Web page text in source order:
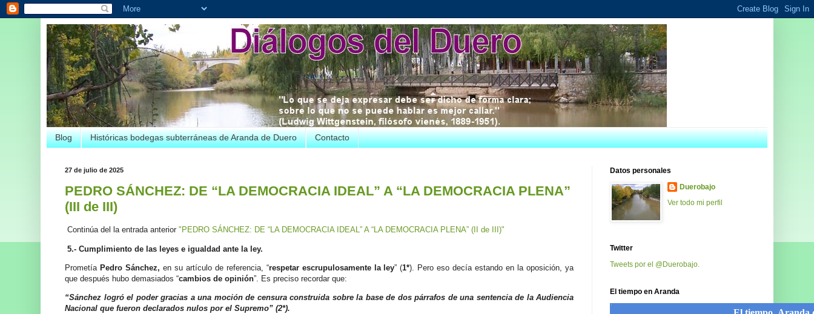
Blog Históricas bodegas subterráneas de Aranda de Duero Contacto
27 de julio de 2025
PEDRO SÁNCHEZ: DE “LA DEMOCRACIA IDEAL” A “LA DEMOCRACIA PLENA”
(III de III)
Continúa del la entrada anterior "PEDRO SÁNCHEZ: DE “LA DEMOCRACIA IDEAL” A “LA DEMOCRACIA PLENA” (II de III)"
5.- Cumplimiento de las leyes e igualdad ante la ley.
Prometía Pedro Sánchez, en su artículo de referencia, “respetar escrupulosamente la ley” (1*). Pero eso decía estando en la oposición, ya
que después hubo demasiados “cambios de opinión”. Es preciso recordar que:
“Sánchez logró el poder gracias a una moción de censura construida sobre la base de dos párrafos de una sentencia de la Audiencia
Nacional que fueron declarados nulos por el Supremo” (2*).
Datos personales
Duerobajo
Ver todo mi perfil
Twitter
Tweets por el @Duerobajo.
El tiempo en Aranda